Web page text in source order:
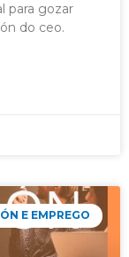
para gozar
do ceo.
E EMPREGO